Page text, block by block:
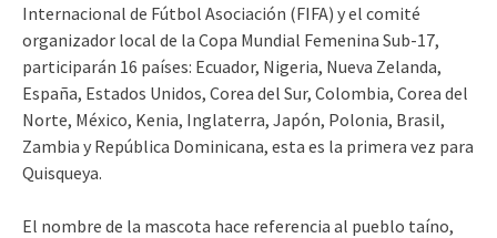
Internacional de Fútbol Asociación (FIFA) y el comité
organizador local de la Copa Mundial Femenina Sub-17,
participarán 16 países: Ecuador, Nigeria, Nueva Zelanda,
España, Estados Unidos, Corea del Sur, Colombia, Corea del
Norte, México, Kenia, Inglaterra, Japón, Polonia, Brasil,
Zambia y República Dominicana, esta es la primera vez para
Quisqueya.
El nombre de la mascota hace referencia al pueblo taíno,